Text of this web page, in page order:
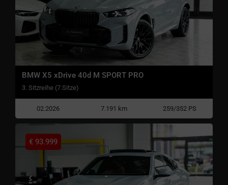
BMW X5 xDrive 40d M SPORT PRO
3. Sitzreihe (7.Sitze)
02.2026 7.191 km 259/352 PS
€ 93.999